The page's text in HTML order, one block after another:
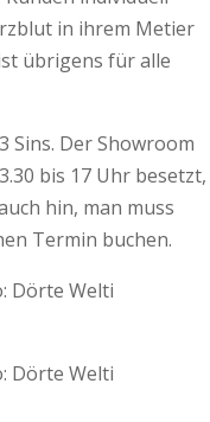
in ihrem Metier
übrigens für alle
Sins. Der Showroom
bis 17 Uhr besetzt,
hin, man muss
Termin buchen.